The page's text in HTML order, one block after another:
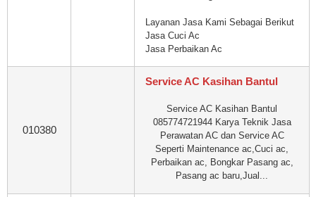
Layanan Jasa Kami Sebagai Berikut
Jasa Cuci Ac
Jasa Perbaikan Ac
010380
Service AC Kasihan Bantul
Service AC Kasihan Bantul
085774721944 Karya Teknik Jasa
Perawatan AC dan Service AC
Seperti Maintenance ac,Cuci ac,
Perbaikan ac, Bongkar Pasang ac,
Pasang ac baru,Jual...